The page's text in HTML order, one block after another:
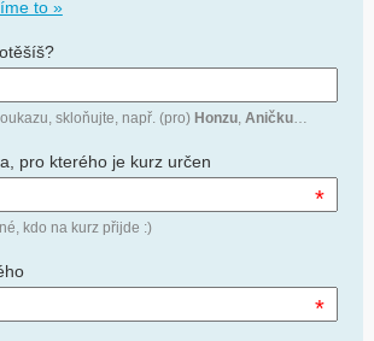
to »
skloňujte, např. (pro) Honzu, Aničku…
pro kterého je kurz určen
*
kdo na kurz přijde :)
*